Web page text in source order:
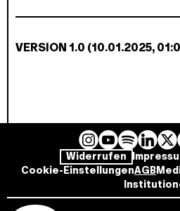
VERSION 1.0 (10.01.2025,
I
n
s
t
Y
o
u
T
S
p
o
t
L
i
n
k
l
Widerrufen
Cookie-EinstellungenAGB